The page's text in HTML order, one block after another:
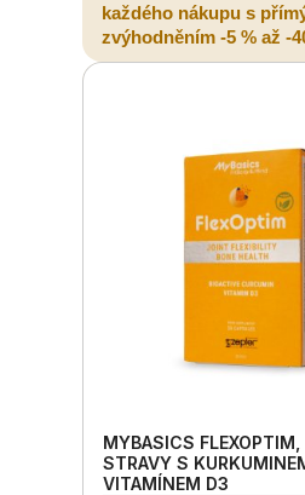
každého nákupu s
zvýhodněním -5 % až -
MYBASICS FLEXOPTIM,
STRAVY S
VITAMÍNEM D3